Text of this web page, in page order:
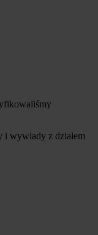
i wywiady z działem